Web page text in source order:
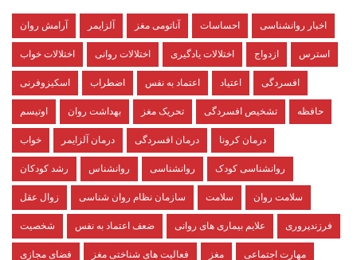
آرامش روان آلزایمر آناتومی مغز احساسات اخبار روانشناسی
اختلالات خواب اختلالات روانی اختلالات یادگیری ازدواج استرس
اسکیزوفرنی اضطراب اعتماد به نفس اعتیاد افسردگی
اوتیسم بهداشت روان تحریک مغز تشخیص افسردگی حافظه
خواب درمان آلزایمر درمان افسردگی درمان کرونا
رشد کودکان روانشناس روانشناسی روانشناسی کودک
زوال عقل سازمان نظام روان شناسی سلامت سلامت روان
شخصیت ضعف اعتماد به نفس علایم بیماری های روانی فرزندپروری
فضای مجازی فعالیت های شناختی مغز مغز مهارت اجتماعی